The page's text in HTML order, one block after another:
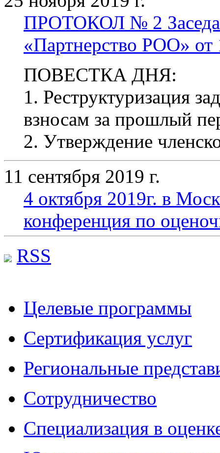
ПРОТОКОЛ № 2
«Партнерство РОО» от
ПОВЕСТКА ДНЯ:
1. Реструктуризация
взносам за прошлый
2. Утверждение
11 сентября 2019 г.
4 октября 2019г. в
конференция по
RSS
Целевые программы
Сертификация услуг
Региональные
Сотрудничество
Специализация в